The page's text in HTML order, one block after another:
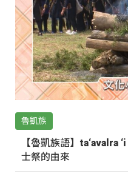
魯凱族
【魯凱族語】ta‘avalra
士祭的由來